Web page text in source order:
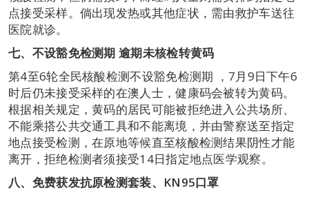
点接受采样。倘出现发热或其他症状，需由救护车送往
医院就诊。
七、不设豁免检测期 逾期未核检转黄码
第4至6轮全民核酸检测不设豁免检测期 ，7月9日下午6
时后仍未接受采样的在澳人士，健康码会被转为黄码。
根据相关规定，黄码的居民可能被拒绝进入公共场所、
不能乘搭公共交通工具和不能离境，并由警察送至指定
地点接受检测，在原地等候直至核酸检测结果阴性才能
离开，拒绝检测者须接受14日指定地点医学观察。
八、免费获发抗原检测套装、KN95口罩